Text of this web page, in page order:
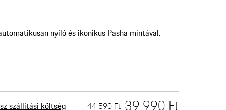
nyíló és ikonikus Pasha mintával.
szállítási költség 44 590 Ft 39 990 Ft